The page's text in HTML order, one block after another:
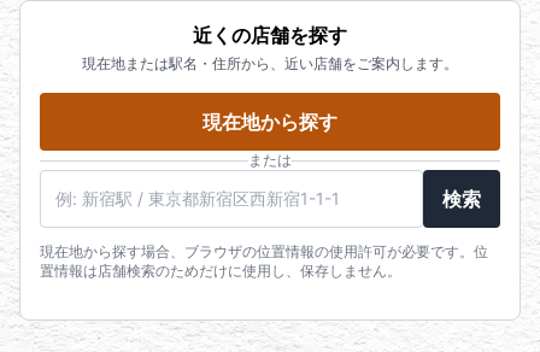
近くの店舗を探す
現在地または駅名・住所から、近い店舗をご案内します。
現在地から探す
または
検索
現在地から探す場合、ブラウザの位置情報の使用許可が必要です。位
置情報は店舗検索のためだけに使用し、保存しません。